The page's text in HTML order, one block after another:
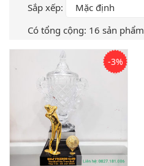
Sắp xếp:
Có tổng cộng: 16 sản phẩm
-3%